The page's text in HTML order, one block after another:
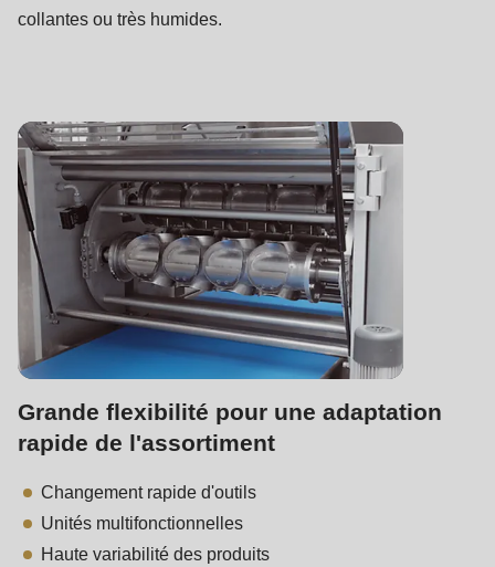
597
Deprecated
function:
mb_substr():
Passing
to
parameter
#1
of
type
string
is
deprecated
collantes ou très humides.
Grande flexibilité pour une adaptation
rapide de l'assortiment
Changement rapide d'outils
Unités multifonctionnelles
Haute variabilité des produits